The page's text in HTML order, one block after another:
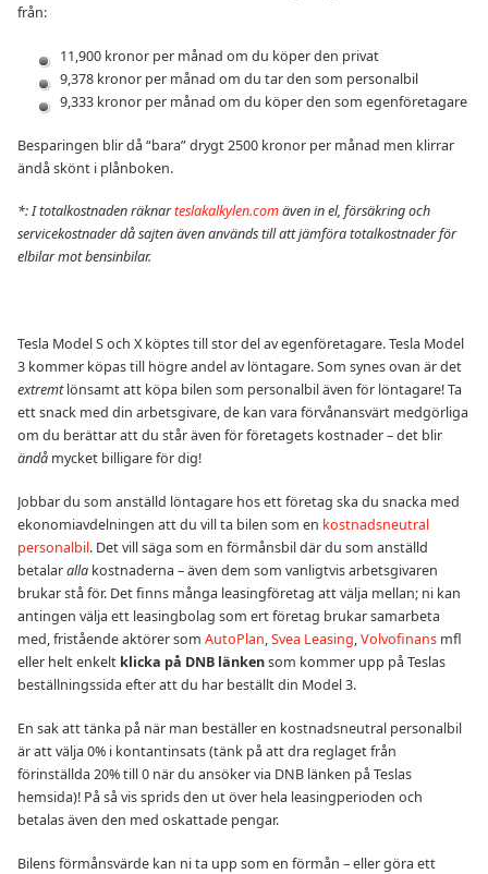
från:
11,900 kronor per månad om du köper den privat
9,378 kronor per månad om du tar den som personalbil
9,333 kronor per månad om du köper den som egenföretagare
Besparingen blir då “bara” drygt 2500 kronor per månad men klirrar
ändå skönt i plånboken.
*: I totalkostnaden räknarteslakalkylen.comäven in el, försäkring och
servicekostnaderdå sajten även används till att jämföra totalkostnader för
elbilar mot bensinbilar.
Tesla Model S och X köptes till stor del av egenföretagare. Tesla Model
3 kommer köpas till högre andel av löntagare. Som synes ovan är det
extremtlönsamt att köpa bilen som personalbil även för löntagare! Ta
ett snack med din arbetsgivare, de kan vara förvånansvärt medgörliga
om du berättar att du står även för företagets kostnader – det blir
ändå mycket billigare för dig!
Jobbar du som anställd löntagare hos ett företag ska du snacka med
ekonomiavdelningen att du vill ta bilen som en kostnadsneutral
personalbil. Det vill säga som en förmånsbil där du som anställd
betalaralla kostnaderna – även dem som vanligtvis arbetsgivaren
brukar stå för. Det finns många leasingföretag att välja mellan; ni kan
antingen välja ett leasingbolag som ert företag brukar samarbeta
med, fristående aktörer som AutoPlan,Svea Leasing,Volvofinans mfl
eller helt enkelt klicka på DNB länkensom kommer upp på Teslas
beställningssida efter att du har beställt din Model 3.
En sak att tänka på när man beställer en kostnadsneutral personalbil
är att välja 0% i kontantinsats (tänk på att dra reglaget från
förinställda 20% till 0 när du ansöker via DNB länken på Teslas
hemsida)! På så vis sprids den ut över hela leasingperioden och
betalas även den med oskattade pengar.
Bilens förmånsvärde kan ni ta upp som en förmån – eller göra ett